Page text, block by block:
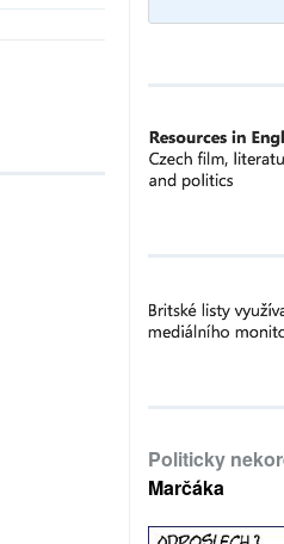
Politicky
Marčáka